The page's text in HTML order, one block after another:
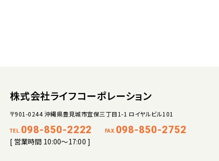
株式会社ライフコーポレーション
〒901-0244 沖縄県豊見城市宜保三丁目1-1 ロイヤルビル101
TEL. 098-850-2222 FAX. 098-850-2752
[ 営業時間 10:00～17:00 ]